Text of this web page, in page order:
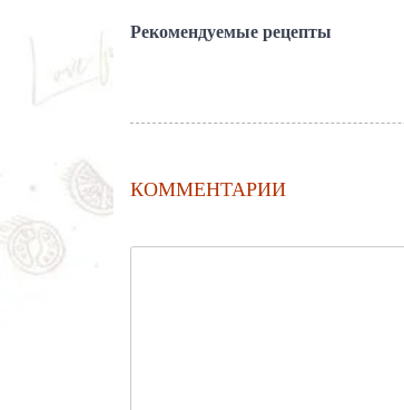
Рекомендуемые рецепты
КОММЕНТАРИИ